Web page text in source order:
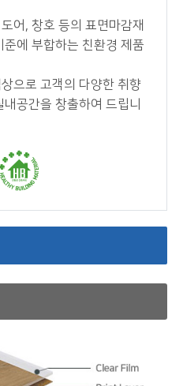
어, 창호 등의 표면마감재
에 부합하는 친환경 제품
으로 고객의 다양한 취향
공간을 창출하여 드립니